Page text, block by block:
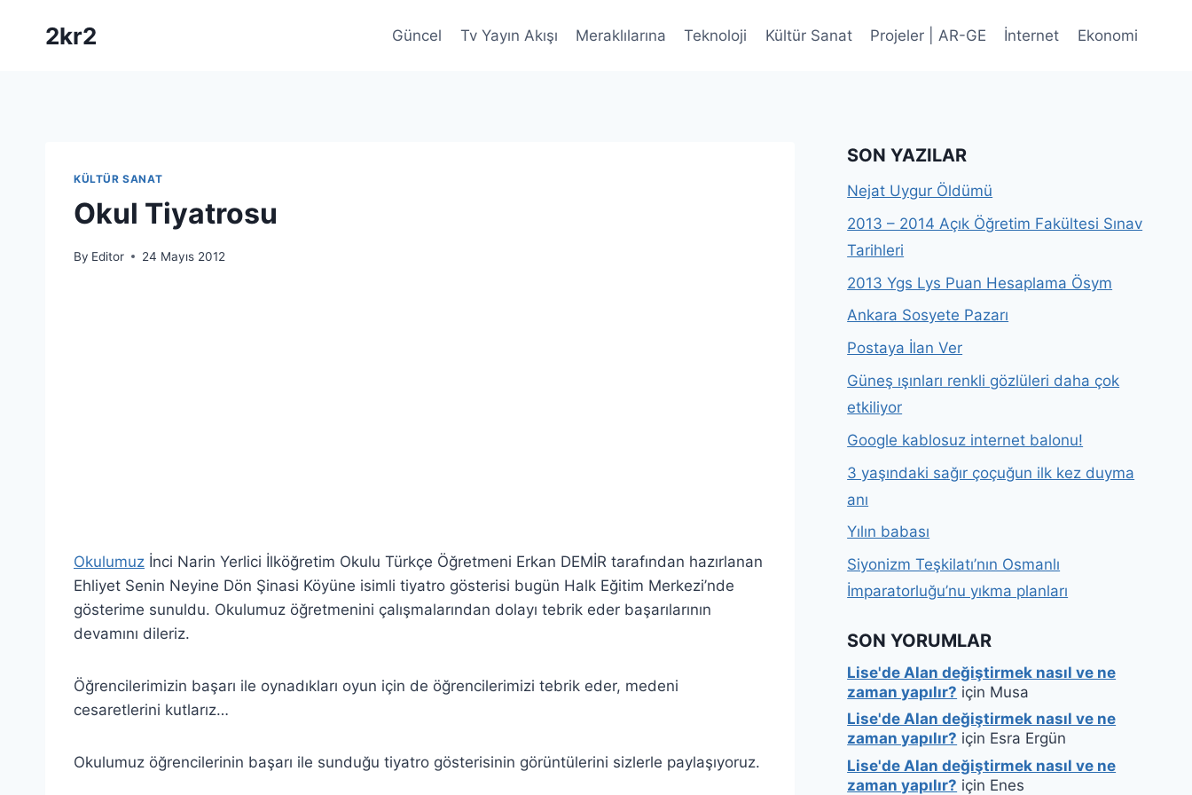
2kr2 Güncel Tv Yayın Akışı Meraklılarına Teknoloji Kültür Sanat Projeler | AR-GE İnternet Ekonomi
KÜLTÜR SANAT
Okul Tiyatrosu
By Editor 24 Mayıs 2012
Okulumuz İnci Narin Yerlici İlköğretim Okulu Türkçe Öğretmeni Erkan DEMİR tarafından hazırlanan
Ehliyet Senin Neyine Dön Şinasi Köyüne isimli tiyatro gösterisi bugün Halk Eğitim Merkezi’nde
gösterime sunuldu. Okulumuz öğretmenini çalışmalarından dolayı tebrik eder başarılarının
devamını dileriz.
Öğrencilerimizin başarı ile oynadıkları oyun için de öğrencilerimizi tebrik eder, medeni
cesaretlerini kutlarız…
Okulumuz öğrencilerinin başarı ile sunduğu tiyatro gösterisinin görüntülerini sizlerle paylaşıyoruz.
SON YAZILAR
Nejat Uygur Öldümü
2013 – 2014 Açık Öğretim Fakültesi Sınav
Tarihleri
2013 Ygs Lys Puan Hesaplama Ösym
Ankara Sosyete Pazarı
Postaya İlan Ver
Güneş ışınları renkli gözlüleri daha çok
etkiliyor
Google kablosuz internet balonu!
3 yaşındaki sağır çoçuğun ilk kez duyma
anı
Yılın babası
Siyonizm Teşkilatı’nın Osmanlı
İmparatorluğu’nu yıkma planları
SON YORUMLAR
Lise'de Alan değiştirmek nasıl ve ne
zaman yapılır? için Musa
Lise'de Alan değiştirmek nasıl ve ne
zaman yapılır? için Esra Ergün
Lise'de Alan değiştirmek nasıl ve ne
zaman yapılır? için Enes